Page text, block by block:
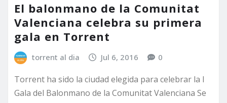
El balonmano de la Comunitat
Valenciana celebra su primera
gala en Torrent
torrent al dia Jul 6, 2016 0
Torrent ha sido la ciudad elegida para celebrar la I
Gala del Balonmano de la Comunitat Valenciana Se